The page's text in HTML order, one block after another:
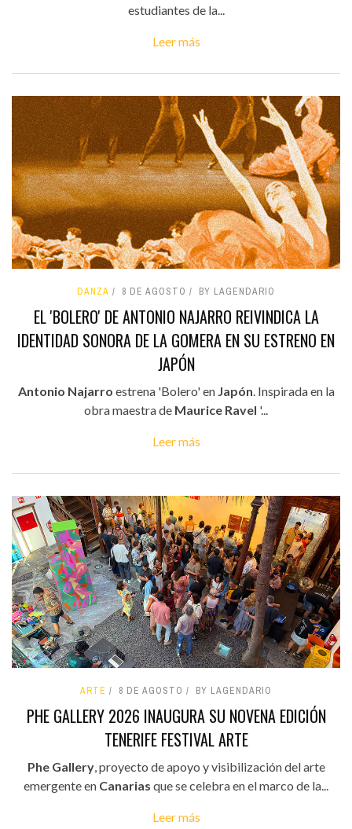
estudiantes de la...
Leer más
DANZA 8 DE AGOSTO BY LAGENDARIO
EL 'BOLERO' DE ANTONIO NAJARRO REIVINDICA LA
IDENTIDAD SONORA DE LA GOMERA EN SU ESTRENO EN
JAPÓN
Antonio Najarro estrena 'Bolero' en Japón . Inspirada en la
obra maestra de Maurice Ravel '...
Leer más
ARTE 8 DE AGOSTO BY LAGENDARIO
PHE GALLERY 2026 INAUGURA SU NOVENA EDICIÓN
TENERIFE FESTIVAL ARTE
Phe Gallery, proyecto de apoyo y visibilización del arte
emergente en Canarias que se celebra en el marco de la...
Leer más